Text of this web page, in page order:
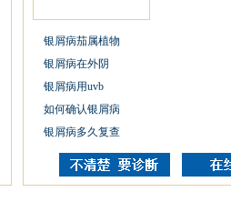
银屑病茄属植物
银屑病在外阴
银屑病用uvb
如何确认银屑病
银屑病多久复查